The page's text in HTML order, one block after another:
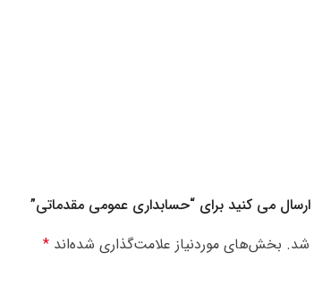
می کنید برای “حسابداری عمومی مقدماتی”
شد. بخش‌های موردنیاز علامت‌گذاری شده‌اند *